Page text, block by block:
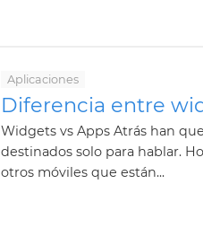
Aplicaciones
Diferencia entre
Widgets vs Apps Atrás han
destinados solo para hablar.
otros móviles que están...